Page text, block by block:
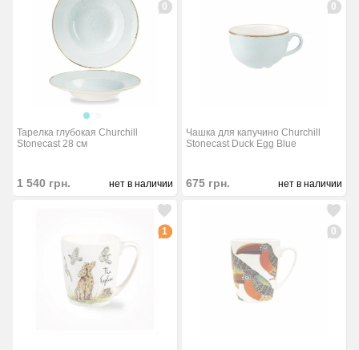
0
Тарелка глубокая Churchill
Stonecast 28 см
1 540 грн. нет в наличии
0
Чашка для капучино Churchill
Stonecast Duck Egg Blue
675 грн. нет в наличии
1 0